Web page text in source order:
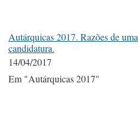
Autárquicas 2017. Razões de uma
candidatura.
14/04/2017
Em "Autárquicas 2017"